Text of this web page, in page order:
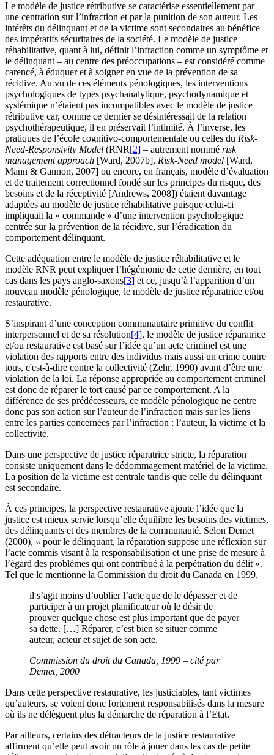
Le modèle de justice rétributive se caractérise essentiellement par
une centration sur l’infraction et par la punition de son auteur. Les
intérêts du délinquant et de la victime sont secondaires au bénéfice
des impératifs sécuritaires de la société. Le modèle de justice
réhabilitative, quant à lui, définit l’infraction comme un symptôme et
le délinquant – au centre des préoccupations – est considéré comme
carencé, à éduquer et à soigner en vue de la prévention de sa
récidive. Au vu de ces éléments pénologiques, les interventions
psychologiques de types psychanalytique, psychodynamique et
systémique n’étaient pas incompatibles avec le modèle de justice
rétributive car, comme ce dernier se désintéressait de la relation
psychothérapeutique, il en préservait l’intimité. À l’inverse, les
pratiques de l’école cognitivo-comportementale ou celles du Risk-
Need-Responsivity Model (RNR[2] – autrement nommé risk
management approach [Ward, 2007b], Risk-Need model [Ward,
Mann & Gannon, 2007] ou encore, en français, modèle d’évaluation
et de traitement correctionnel fondé sur les principes du risque, des
besoins et de la réceptivité [Andrews, 2008]) étaient davantage
adaptées au modèle de justice réhabilitative puisque celui-ci
impliquait la « commande » d’une intervention psychologique
centrée sur la prévention de la récidive, sur l’éradication du
comportement délinquant.
Cette adéquation entre le modèle de justice réhabilitative et le
modèle RNR peut expliquer l’hégémonie de cette dernière, en tout
cas dans les pays anglo-saxons[3] et ce, jusqu’à l’apparition d’un
nouveau modèle pénologique, le modèle de justice réparatrice et/ou
restaurative.
S’inspirant d’une conception communautaire primitive du conflit
interpersonnel et de sa résolution[4], le modèle de justice réparatrice
et/ou restaurative est basé sur l’idée qu’un acte criminel est une
violation des rapports entre des individus mais aussi un crime contre
tous, c'est-à-dire contre la collectivité (Zehr, 1990) avant d’être une
violation de la loi. La réponse appropriée au comportement criminel
est donc de réparer le tort causé par ce comportement. A la
différence de ses prédécesseurs, ce modèle pénologique ne centre
donc pas son action sur l’auteur de l’infraction mais sur les liens
entre les parties concernées par l’infraction : l’auteur, la victime et la
collectivité.
Dans une perspective de justice réparatrice stricte, la réparation
consiste uniquement dans le dédommagement matériel de la victime.
La position de la victime est centrale tandis que celle du délinquant
est secondaire.
À ces principes, la perspective restaurative ajoute l’idée que la
justice est mieux servie lorsqu’elle équilibre les besoins des victimes,
des délinquants et des membres de la communauté. Selon Demet
(2000), « pour le délinquant, la réparation suppose une réflexion sur
l’acte commis visant à la responsabilisation et une prise de mesure à
l’égard des problèmes qui ont contribué à la perpétration du délit ».
Tel que le mentionne la Commission du droit du Canada en 1999,
il s’agit moins d’oublier l’acte que de le dépasser et de
participer à un projet planificateur où le désir de
prouver quelque chose est plus important que de payer
sa dette. […] Réparer, c’est bien se situer comme
auteur, acteur et sujet de son acte.
Commission du droit du Canada, 1999 – cité par
Demet, 2000
Dans cette perspective restaurative, les justiciables, tant victimes
qu’auteurs, se voient donc fortement responsabilisés dans la mesure
où ils ne délèguent plus la démarche de réparation à l’Etat.
Par ailleurs, certains des détracteurs de la justice restaurative
affirment qu’elle peut avoir un rôle à jouer dans les cas de petite